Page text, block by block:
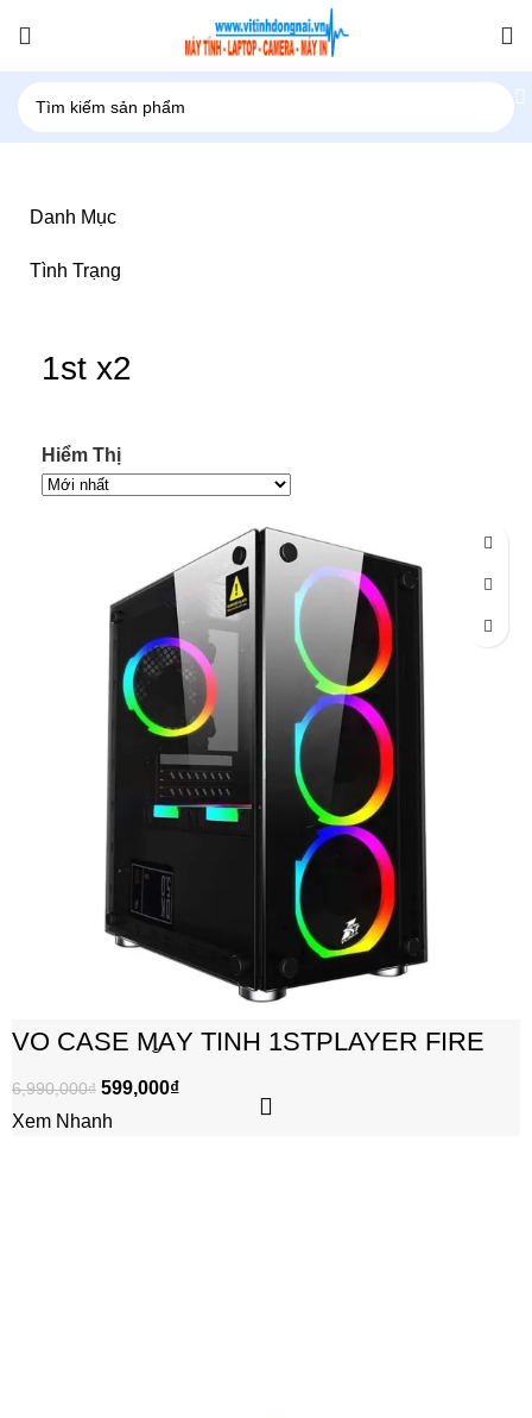
Danh Mục
Tình Trạng
1st x2
Hiểm Thị
VỎ CASE MÁY TÍNH 1STPLAYER FIRE
BASE X2 SẲN 3 FAN
6,990,000₫ 599,000₫
Xem Nhanh